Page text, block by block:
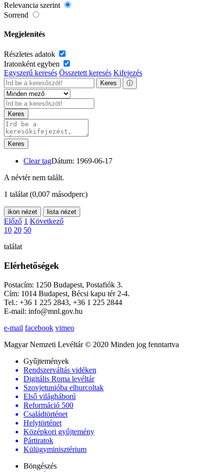
Relevancia szerint
Sorrend
Megjelenítés
Részletes adatok
Iratonként egyben
Egyszerű keresés Összetett keresés Kifejezés
Keres ⓘ
Keres
Keres
Clear tagDátum: 1969-06-17
A névtér nem talált.
1 találat (0,007 másodperc)
ikon nézet lista nézet
Előző 1 Következő
10 20 50
találat
Elérhetőségek
Postacím: 1250 Budapest, Postafiók 3.
Cím: 1014 Budapest, Bécsi kapu tér 2-4.
Tel.: +36 1 225 2843, +36 1 225 2844
E-mail: info@mnl.gov.hu
e-mail facebook vimeo
Magyar Nemzeti Levéltár © 2020 Minden jog fenntartva
Gyűjtemények
Rendszerváltás vidéken
Digitális Roma levéltár
Szovjetunióba elhurcoltak
Első világháború
Reformáció 500
Családtörténet
Helytörténet
Középkori gyűjtemény
Pártiratok
Külügyminisztérium
Böngészés